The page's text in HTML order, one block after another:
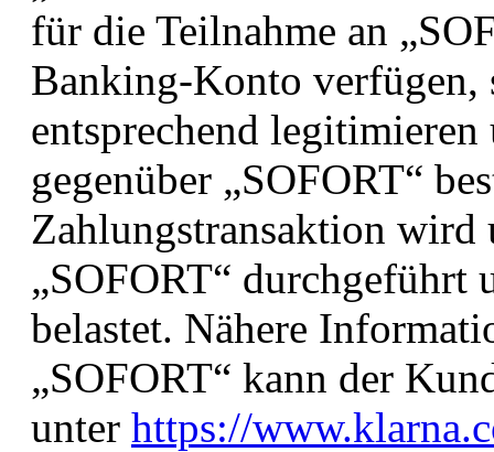
für die Teilnahme an
Banking-Konto verfügen,
entsprechend
gegenüber „SOFORT“
Zahlungstransaktion wird
„SOFORT“ durchgeführt
belastet. Nähere
„SOFORT“ kann der
unter https://